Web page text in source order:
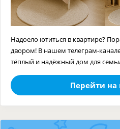
Надоело ютиться в квартире?
двором! В нашем телеграм-
тёплый и надёжный дом для
Перейти на